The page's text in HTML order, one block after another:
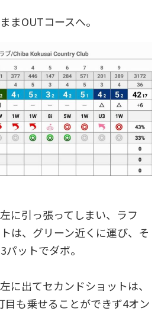
まOUTコースへ。
に引っ張ってしまい、ラフ
は、グリーン近くに運び、そ
ットでダボ。
に出てセカンドショットは、
目も乗せることができず4オン